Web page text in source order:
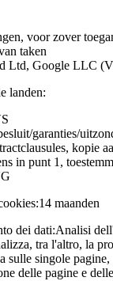
voor zover
taken
Ltd, Google LLC
landen:
garanties/
kopie
in punt 1,
14 maanden
dei dati:Analisi
tra l'altro, la
sulle singole
delle pagine e